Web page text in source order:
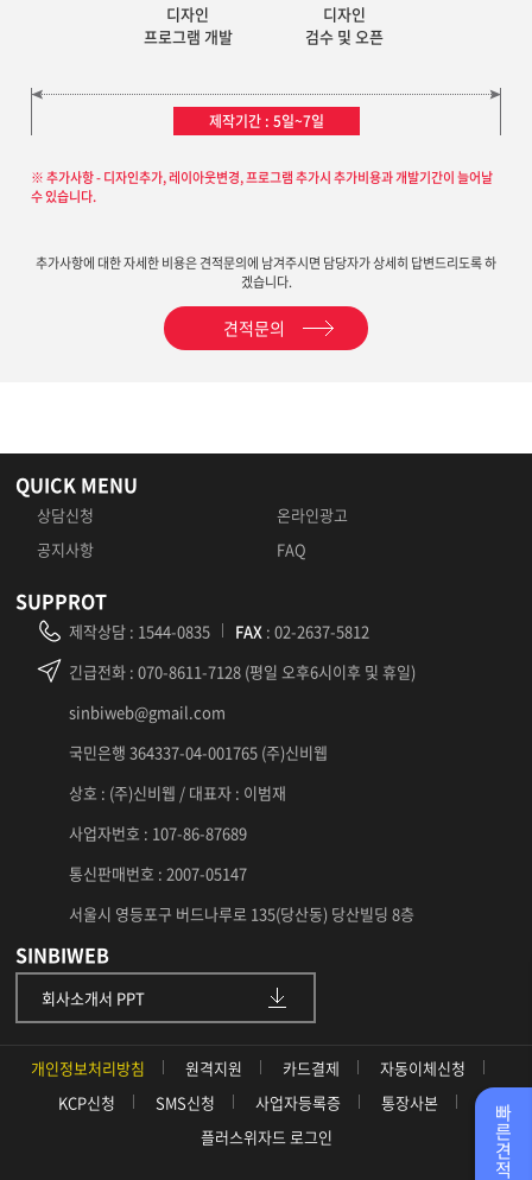
디자인
프로그램 개발
디자인
검수 및 오픈
제작기간 : 5일~7일
※ 추가사항 - 디자인추가, 레이아웃변경, 프로그램 추가시 추가비용과 개발기간이 늘어날
수 있습니다.
추가사항에 대한 자세한 비용은 견적문의에 남겨주시면 담당자가 상세히 답변드리도록 하
겠습니다.
견적문의
빠
른
견
적
QUICK MENU
상담신청
온라인광고
공지사항
FAQ
SUPPROT
제작상담 : 1544-0835 FAX : 02-2637-5812
긴급전화 : 070-8611-7128 (평일 오후6시이후 및 휴일)
sinbiweb@gmail.com
국민은행 364337-04-001765 (주)신비웹
상호 : (주)신비웹 / 대표자 : 이범재
사업자번호 : 107-86-87689
통신판매번호 : 2007-05147
서울시 영등포구 버드나루로 135(당산동) 당산빌딩 8층
SINBIWEB
회사소개서 PPT
개인정보처리방침 원격지원 카드결제
자동이체신청
KCP신청
SMS신청 사업자등록증
통장사본
플러스위자드 로그인